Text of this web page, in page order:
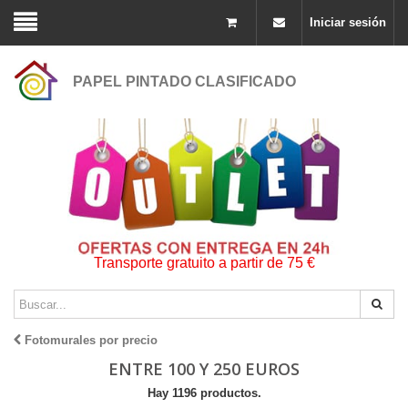
Iniciar sesión
PAPEL PINTADO CLASIFICADO
Transporte gratuito a partir de 75 €
Fotomurales por precio
ENTRE 100 Y 250 EUROS
Hay 1196 productos.